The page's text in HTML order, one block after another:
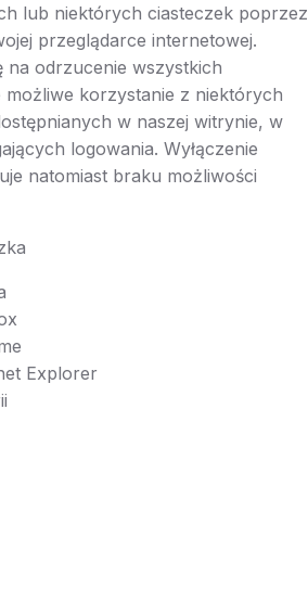
lub niektórych ciasteczek poprzez
przeglądarce internetowej.
na odrzucenie wszystkich
możliwe korzystanie z niektórych
w naszej witrynie, w
logowania. Wyłączenie
natomiast braku możliwości
Explorer